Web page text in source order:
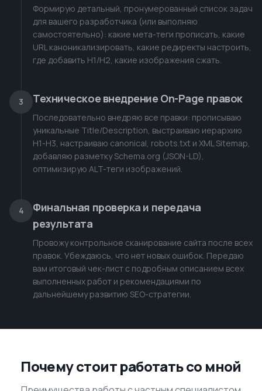
Формирую детальный, пронумерованный список задач
для вашего разработчика (или выполняю
самостоятельно): какие мета-теги прописать, какие
URL каноникализировать, какие редиректы настроить,
где добавить H1/H2, какие изображения сжать.
3 Техническое внедрение On-Page правок
Последовательно внедряю все правки: прописываю
уникальные Title/Description, выстраиваю иерархию
H1-H3, настраиваю canonical, robots.txt и XML Sitemap,
добавляю разметку Schema.org (JSON-LD),
оптимизирую ALT-теги изображений.
4
Финальная проверка и передача
результата
Провожу контрольное сканирование сайта после всех
правок. Убеждаюсь, что нет новых ошибок. Передаю
вам итоговый чек-лист с подробным описанием всех
выполненных работ и рекомендациями по
дальнейшему развитию SEO-стратегии.
Почему стоит работать со мной